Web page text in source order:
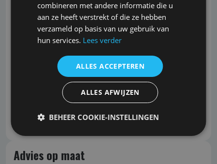
Plaats
Volgende
Advies op maat
combineren met andere informatie die u
aan ze heeft verstrekt of die ze hebben
verzameld op basis van uw gebruik van
hun services. Lees verder
ALLES ACCEPTEREN
ALLES AFWIJZEN
BEHEER COOKIE-INSTELLINGEN